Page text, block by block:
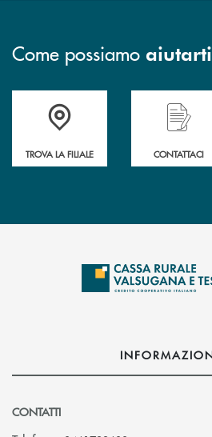
Come possiamo aiutarti
Accedi all' elenco completo delle filiali .
TROVA LA FILIALE
Hai bisogno
CONTATTACI
CONTATTI